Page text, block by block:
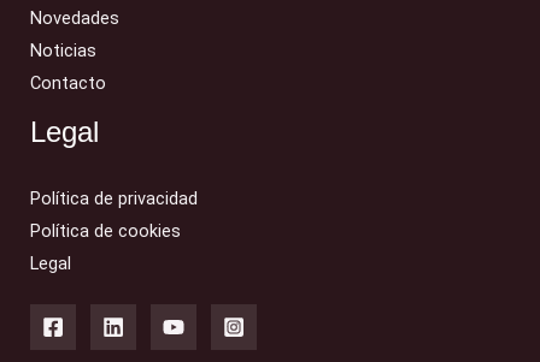
Novedades
Noticias
Contacto
Legal
Política de privacidad
Política de cookies
Legal